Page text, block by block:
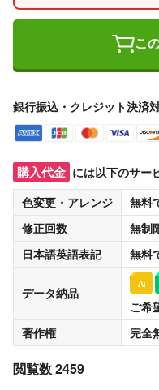
こ
銀行振込・クレジット決済
購入代金 には以下のサー
色変更・アレンジ
無料
修正回数
無制
日本語英語表記
無料
データ納品
ご希
著作権
完全
閲覧数 2459